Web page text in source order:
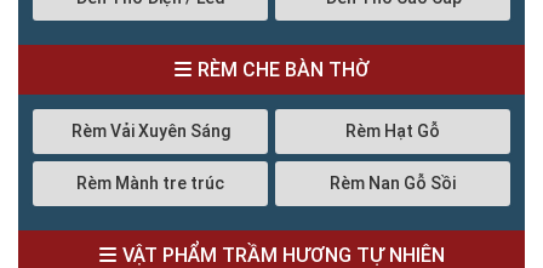
RÈM CHE BÀN THỜ
Rèm Vải Xuyên Sáng Rèm Hạt Gỗ
Rèm Mành tre trúc Rèm Nan Gỗ Sồi
VẬT PHẨM TRẦM HƯƠNG TỰ NHIÊN